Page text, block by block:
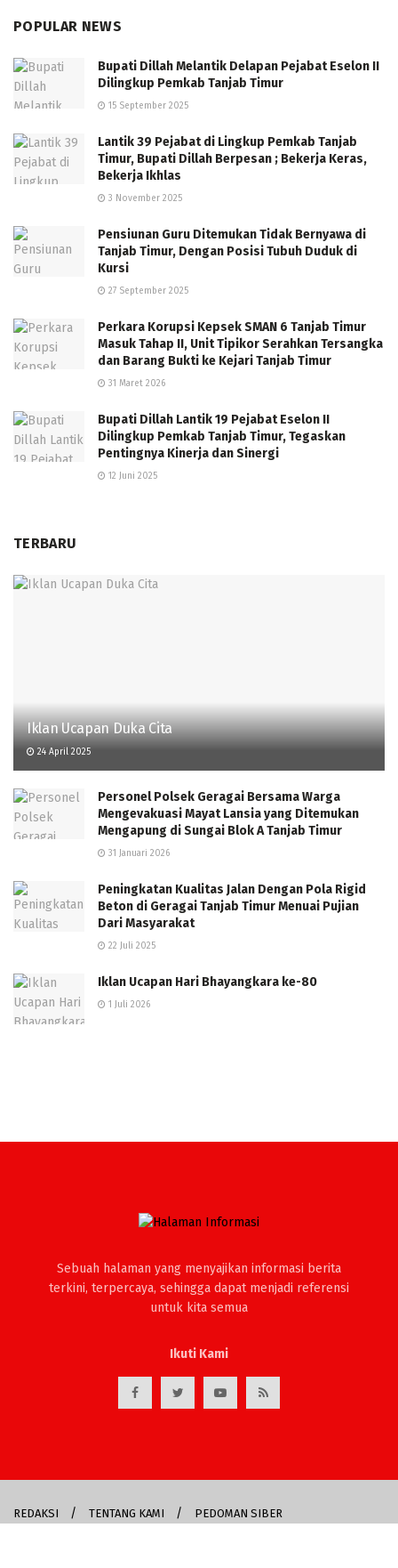
POPULAR NEWS
Bupati Dillah Melantik Delapan Pejabat Eselon II
Dilingkup Pemkab Tanjab Timur
15 September 2025
Lantik 39 Pejabat di Lingkup Pemkab Tanjab
Timur, Bupati Dillah Berpesan ; Bekerja Keras,
Bekerja Ikhlas
3 November 2025
Pensiunan Guru Ditemukan Tidak Bernyawa di
Tanjab Timur, Dengan Posisi Tubuh Duduk di
Kursi
27 September 2025
Perkara Korupsi Kepsek SMAN 6 Tanjab Timur
Masuk Tahap II, Unit Tipikor Serahkan Tersangka
dan Barang Bukti ke Kejari Tanjab Timur
31 Maret 2026
Bupati Dillah Lantik 19 Pejabat Eselon II
Dilingkup Pemkab Tanjab Timur, Tegaskan
Pentingnya Kinerja dan Sinergi
12 Juni 2025
TERBARU
Iklan Ucapan Duka Cita
24 April 2025
Personel Polsek Geragai Bersama Warga
Mengevakuasi Mayat Lansia yang Ditemukan
Mengapung di Sungai Blok A Tanjab Timur
31 Januari 2026
Peningkatan Kualitas Jalan Dengan Pola Rigid
Beton di Geragai Tanjab Timur Menuai Pujian
Dari Masyarakat
22 Juli 2025
Iklan Ucapan Hari Bhayangkara ke-80
1 Juli 2026
Sebuah halaman yang menyajikan informasi berita
terkini, terpercaya, sehingga dapat menjadi referensi
untuk kita semua
Ikuti Kami
REDAKSI TENTANG KAMI PEDOMAN SIBER